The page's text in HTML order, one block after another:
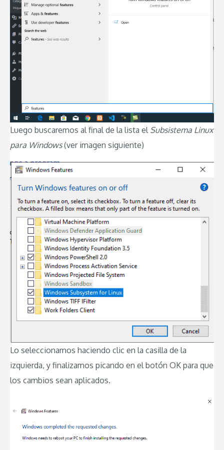
Luego buscaremos al final de la lista el Subsistema Linux
para Windows(ver imagen siguiente)
Lo seleccionamos haciendo clic en la casilla de la
izquierda, y finalizamos picando en el botón OK para que
los cambios sean aplicados.